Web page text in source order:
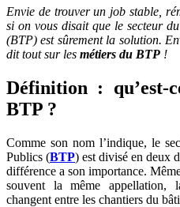
Envie de trouver un job stable,
si on vous disait que le secteur
(BTP) est sûrement la solution.
dit tout sur les métiers du BTP !
Définition : qu’est-
BTP ?
Comme son nom l’indique, le
Publics (BTP) est divisé en deux
différence a son importance.
souvent la même appellation,
changent entre les chantiers du